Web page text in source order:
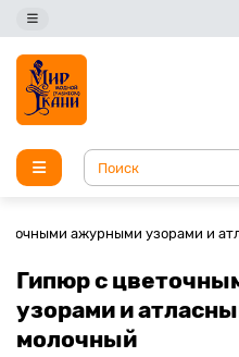
ажурными узорами и
Гипюр с
узорами и
молочный